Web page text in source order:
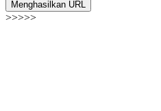
Menghasilkan URL
>>>>>